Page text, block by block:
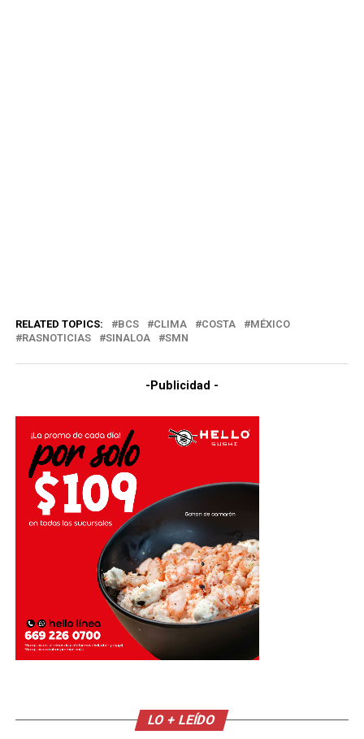
RELATED TOPICS: BCS CLIMA COSTA
MÉXICO
RASNOTICIAS
SINALOA SMN
-Publicidad -
LO + LEÍDO